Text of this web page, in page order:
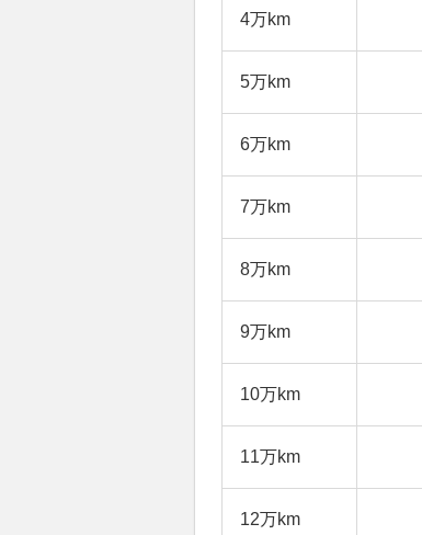
4万km
5万km
6万km
7万km
8万km
9万km
10万km
11万km
12万km